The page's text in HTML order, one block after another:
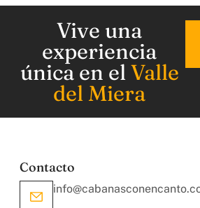
Vive una
experiencia
única en el Valle
del Miera
Contacto